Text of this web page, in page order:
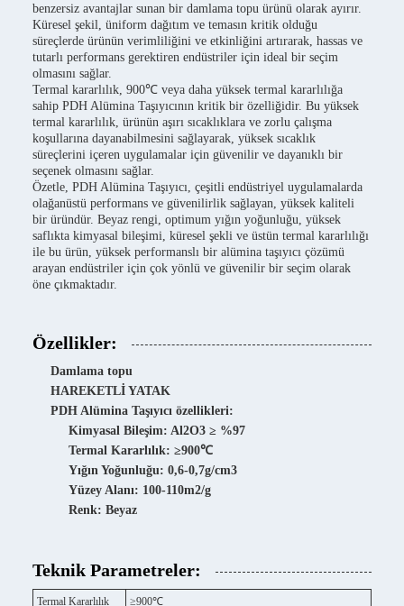
benzersiz avantajlar sunan bir damlama topu ürünü olarak ayırır.
Küresel şekil, üniform dağıtım ve temasın kritik olduğu
süreçlerde ürünün verimliliğini ve etkinliğini artırarak, hassas ve
tutarlı performans gerektiren endüstriler için ideal bir seçim
olmasını sağlar.
Termal kararlılık, 900℃ veya daha yüksek termal kararlılığa
sahip PDH Alümina Taşıyıcının kritik bir özelliğidir. Bu yüksek
termal kararlılık, ürünün aşırı sıcaklıklara ve zorlu çalışma
koşullarına dayanabilmesini sağlayarak, yüksek sıcaklık
süreçlerini içeren uygulamalar için güvenilir ve dayanıklı bir
seçenek olmasını sağlar.
Özetle, PDH Alümina Taşıyıcı, çeşitli endüstriyel uygulamalarda
olağanüstü performans ve güvenilirlik sağlayan, yüksek kaliteli
bir üründür. Beyaz rengi, optimum yığın yoğunluğu, yüksek
saflıkta kimyasal bileşimi, küresel şekli ve üstün termal kararlılığı
ile bu ürün, yüksek performanslı bir alümina taşıyıcı çözümü
arayan endüstriler için çok yönlü ve güvenilir bir seçim olarak
öne çıkmaktadır.
Özellikler:
Damlama topu
HAREKETLİ YATAK
PDH Alümina Taşıyıcı özellikleri:
Kimyasal Bileşim: Al2O3 ≥ %97
Termal Kararlılık: ≥900℃
Yığın Yoğunluğu: 0,6-0,7g/cm3
Yüzey Alanı: 100-110m2/g
Renk: Beyaz
Teknik Parametreler:
Termal Kararlılık ≥900℃